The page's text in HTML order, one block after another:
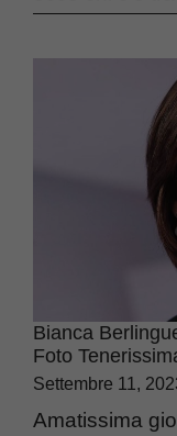
Bianca
Foto
Settembre 11,
Amatissima